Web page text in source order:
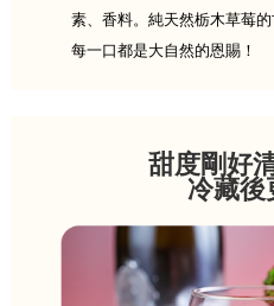
素、香料。純天然栃木草莓
每一口都是大自然的恩賜！
甜度剛好
冷藏後